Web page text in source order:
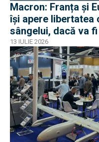
Macron: Franța și
își apere libertatea
sângelui, dacă va
13 IULIE 2026